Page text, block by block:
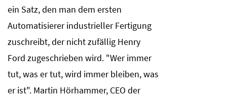
ein Satz, den man dem ersten
Automatisierer industrieller Fertigung
zuschreibt, der nicht zufällig Henry
Ford zugeschrieben wird. "Wer immer
tut, was er tut, wird immer bleiben, was
er ist". Martin Hörhammer, CEO der